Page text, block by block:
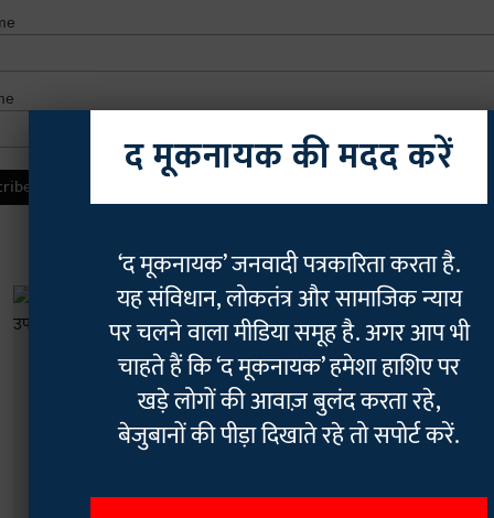
द मूकनायक की मदद करें
‘द मूकनायक’ जनवादी पत्रकारिता करता है.
यह संविधान, लोकतंत्र और सामाजिक न्याय
पर चलने वाला मीडिया समूह है. अगर आप भी
चाहते हैं कि ‘द मूकनायक’ हमेशा हाशिए पर
खड़े लोगों की आवाज़ बुलंद करता रहे,
बेजुबानों की पीड़ा दिखाते रहे तो सपोर्ट करें.